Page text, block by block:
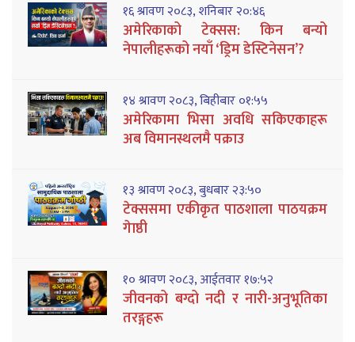
१६ श्रावण २०८३, शनिबार २०:४६
अमेरिकाको टेक्सस: किन बन्यो
नेपालीहरूको नयाँ ‘ड्रिम डेस्टिनेसन’?
१४ श्रावण २०८३, बिहीबार ०१:५५
अमेरिकामा भिसा अवधि सकिएकाहरू
अब विमानस्थलमै पक्राउ
१३ श्रावण २०८३, बुधबार २३:५०
टेक्ससमा एकीकृत पाठशाला पाठयक्रम
गेाष्ठी
१० श्रावण २०८३, आईतवार १७:५२
जीवनको बग्दो नदी र नारी-अनुभूतिका
तरङ्गहरू